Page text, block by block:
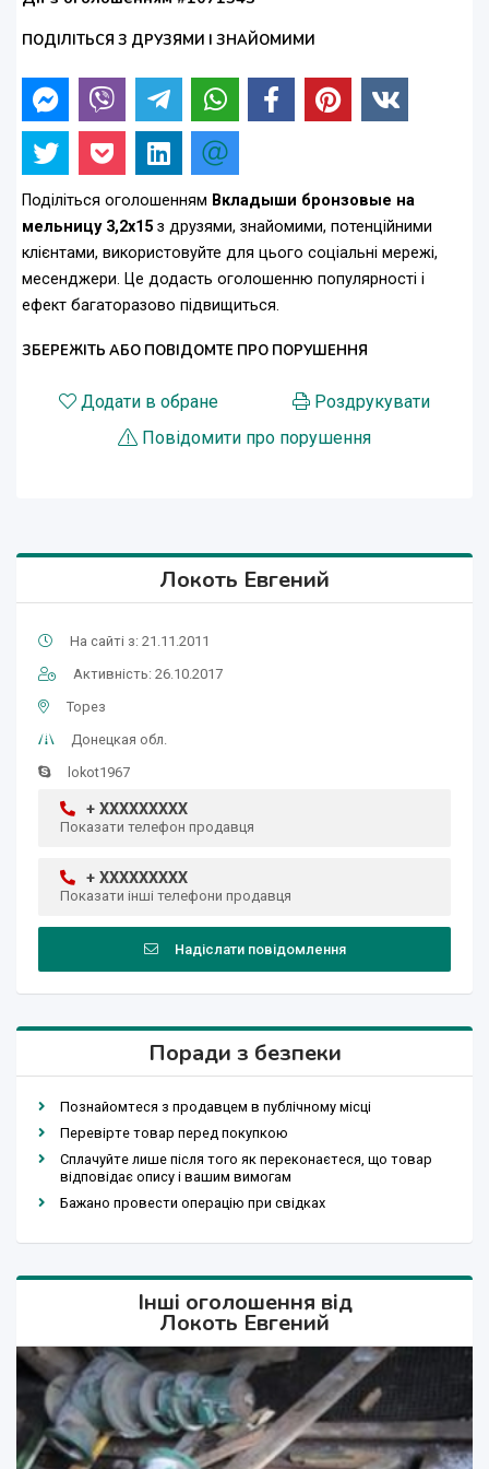
ПОДІЛІТЬСЯ З ДРУЗЯМИ І ЗНАЙОМИМИ
Поділіться оголошенням Вкладыши бронзовые на
мельницу 3,2х15 з друзями, знайомими, потенційними
клієнтами, використовуйте для цього соціальні мережі,
месенджери. Це додасть оголошенню популярності і
ефект багаторазово підвищиться.
ЗБЕРЕЖІТЬ АБО ПОВІДОМТЕ ПРО ПОРУШЕННЯ
Додати в обране
Роздрукувати
Повідомити про порушення
Локоть Евгений
На сайті з: 21.11.2011
Активність: 26.10.2017
Торез
Донецкая обл.
lokot1967
+ XXXXXXXXX
Показати телефон продавця
+ XXXXXXXXX
Показати інші телефони продавця
Надіслати повідомлення
Поради з безпеки
Познайомтеся з продавцем в публічному місці
Перевірте товар перед покупкою
Сплачуйте лише після того як переконаєтеся, що товар
відповідає опису і вашим вимогам
Бажано провести операцію при свідках
Інші оголошення від
Локоть Евгений